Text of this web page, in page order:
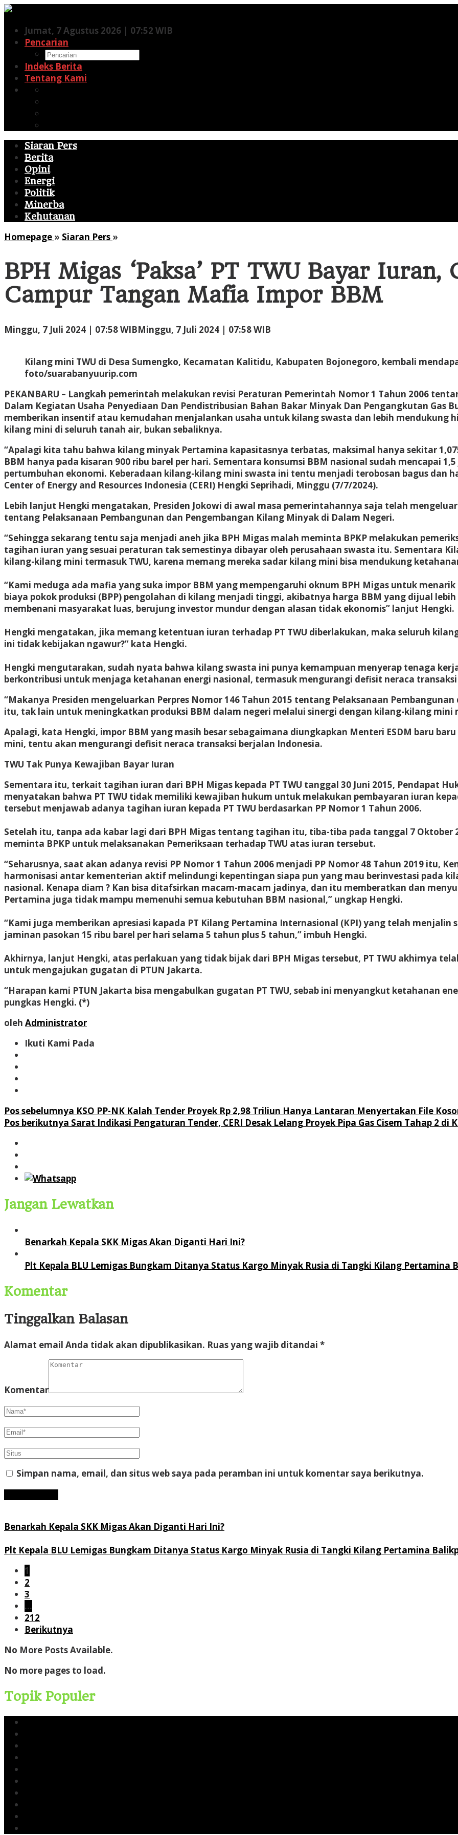
Lewati
kontenJumat, 7 Agustus 2026 | 07:52 WIB
Pencarian
Indeks Berita
Tentang Kami
Siaran Pers
Berita
Opini
Energi
Politik
Minerba
Kehutanan
Homepage » Siaran Pers »
'Paksa'
PT
Bayar
Iuran,
Endus
Tangan
Mafia
Impor
BBM
BPH Migas ‘Paksa’ PT TWU Bayar Iuran,
Campur Tangan Mafia Impor BBM
Minggu, 7 Juli 2024 | 07:58 WIBMinggu, 7 Juli 2024 | 07:58 WIB
Kilang mini TWU di Desa Sumengko, Kecamatan Kalitidu, Kabupaten Bojonegoro, kembali
foto/suarabanyuurip.com
PEKANBARU – Langkah pemerintah melakukan revisi Peraturan Pemerintah Nomor 1 Tahun 2006
Dalam Kegiatan Usaha Penyediaan Dan Pendistribusian Bahan Bakar Minyak Dan Pengangkutan Gas
memberikan insentif atau kemudahan menjalankan usaha untuk kilang swasta dan lebih mendukung
kilang mini di seluruh tanah air, bukan sebaliknya.
“Apalagi kita tahu bahwa kilang minyak Pertamina kapasitasnya terbatas, maksimal hanya sekitar
BBM hanya pada kisaran 900 ribu barel per hari. Sementara konsumsi BBM nasional sudah mencapai
pertumbuhan ekonomi. Keberadaan kilang-kilang mini swasta ini tentu menjadi terobosan bagus dan
Center of Energy and Resources Indonesia (CERI) Hengki Seprihadi, Minggu (7/7/2024).
Lebih lanjut Hengki mengatakan, Presiden Jokowi di awal masa pemerintahannya saja telah
tentang Pelaksanaan Pembangunan dan Pengembangan Kilang Minyak di Dalam Negeri.
“Sehingga sekarang tentu saja menjadi aneh jika BPH Migas malah meminta BPKP melakukan
tagihan iuran yang sesuai peraturan tak semestinya dibayar oleh perusahaan swasta itu. Sementara
kilang-kilang mini termasuk TWU, karena memang mereka sadar kilang mini bisa mendukung
“Kami meduga ada mafia yang suka impor BBM yang mempengaruhi oknum BPH Migas untuk
biaya pokok produksi (BPP) pengolahan di kilang menjadi tinggi, akibatnya harga BBM yang dijual
membenani masyarakat luas, berujung investor mundur dengan alasan tidak ekonomis” lanjut Hengki.
Hengki mengatakan, jika memang ketentuan iuran terhadap PT TWU diberlakukan, maka seluruh
ini tidak kebijakan ngawur?” kata Hengki.
Hengki mengutarakan, sudah nyata bahwa kilang swasta ini punya kemampuan menyerap tenaga
berkontribusi untuk menjaga ketahanan energi nasional, termasuk mengurangi defisit neraca
“Makanya Presiden mengeluarkan Perpres Nomor 146 Tahun 2015 tentang Pelaksanaan
itu, tak lain untuk meningkatkan produksi BBM dalam negeri melalui sinergi dengan kilang-kilang mini
Apalagi, kata Hengki, impor BBM yang masih besar sebagaimana diungkapkan Menteri ESDM baru
mini, tentu akan mengurangi defisit neraca transaksi berjalan Indonesia.
TWU Tak Punya Kewajiban Bayar Iuran
Sementara itu, terkait tagihan iuran dari BPH Migas kepada PT TWU tanggal 30 Juni 2015, Pendapat
menyatakan bahwa PT TWU tidak memiliki kewajiban hukum untuk melakukan pembayaran iuran
tersebut menjawab adanya tagihan iuran kepada PT TWU berdasarkan PP Nomor 1 Tahun 2006.
Setelah itu, tanpa ada kabar lagi dari BPH Migas tentang tagihan itu, tiba-tiba pada tanggal 7 Oktober
meminta BPKP untuk melaksanakan Pemeriksaan terhadap TWU atas iuran tersebut.
“Seharusnya, saat akan adanya revisi PP Nomor 1 Tahun 2006 menjadi PP Nomor 48 Tahun 2019 itu,
harmonisasi antar kementerian aktif melindungi kepentingan siapa pun yang mau berinvestasi pada
nasional. Kenapa diam ? Kan bisa ditafsirkan macam-macam jadinya, dan itu memberatkan dan
Pertamina juga tidak mampu memenuhi semua kebutuhan BBM nasional,” ungkap Hengki.
“Kami juga memberikan apresiasi kapada PT Kilang Pertamina Internasional (KPI) yang telah menjalin
jaminan pasokan 15 ribu barel per hari selama 5 tahun plus 5 tahun,” imbuh Hengki.
Akhirnya, lanjut Hengki, atas perlakuan yang tidak bijak dari BPH Migas tersebut, PT TWU akhirnya
untuk mengajukan gugatan di PTUN Jakarta.
“Harapan kami PTUN Jakarta bisa mengabulkan gugatan PT TWU, sebab ini menyangkut ketahanan
pungkas Hengki. (*)
oleh Administrator
Ikuti Kami Pada
Navigasi
pos
Pos sebelumnya KSO PP-NK Kalah Tender Proyek Rp 2,98 Triliun Hanya Lantaran Menyertakan File
Pos berikutnya Sarat Indikasi Pengaturan Tender, CERI Desak Lelang Proyek Pipa Gas Cisem Tahap 2 di
Jangan Lewatkan
Benarkah Kepala SKK Migas Akan Diganti Hari Ini?
Plt Kepala BLU Lemigas Bungkam Ditanya Status Kargo Minyak Rusia di Tangki Kilang Pertamina
Komentar
Tinggalkan Balasan
Alamat email Anda tidak akan dipublikasikan. Ruas yang wajib ditandai *
Komentar
Simpan nama, email, dan situs web saya pada peramban ini untuk komentar saya berikutnya.
Benarkah Kepala SKK Migas Akan Diganti Hari Ini?
Plt Kepala BLU Lemigas Bungkam Ditanya Status Kargo Minyak Rusia di Tangki Kilang Pertamina
1
2
3
…
212
Berikutnya
No More Posts Available.
No more pages to load.
Topik Populer